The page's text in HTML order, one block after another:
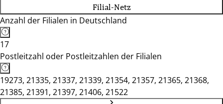
Filial-Netz
Anzahl der Filialen in Deutschland
17
Postleitzahl oder Postleitzahlen der Filialen
19273, 21335, 21337, 21339, 21354, 21357, 21365, 21368,
21385, 21391, 21397, 21406, 21522